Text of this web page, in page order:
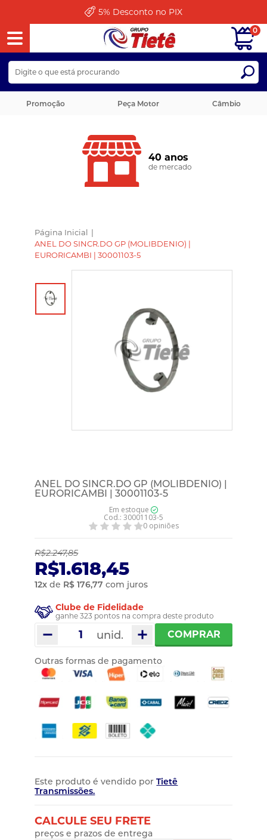
5% Desconto no PIX
Promoção Peça Motor Câmbio
0
40 anos
de mercado
Página Inicial |
ANEL DO SINCR.DO GP (MOLIBDENIO) |
EURORICAMBI | 30001103-5
ANEL DO SINCR.DO GP (MOLIBDENIO) |
EURORICAMBI | 30001103-5
Em estoque
Cod.: 30001103-5
0 opiniões
R$2.247,85
R$1.618,45
12x de R$ 176,77 com juros
Clube de Fidelidade
ganhe 323 pontos na compra deste produto
unid. COMPRAR
Outras formas de pagamento
Este produto é vendido porTietê
Transmissões.
CALCULE SEU FRETE
preços e prazos de entrega